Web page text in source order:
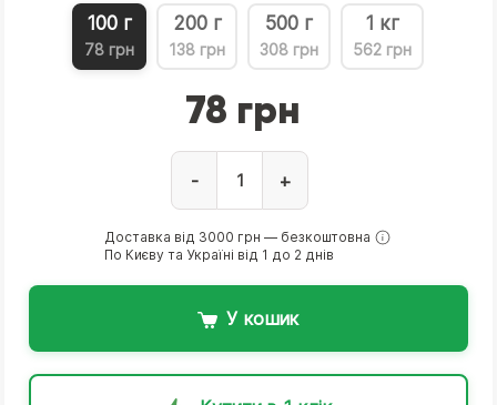
100 г
78 грн
200 г
138 грн
500 г
308 грн
1 кг
562 грн
78 грн
- +
Доставка від 3000 грн — безкоштовна
По Києву та Україні від 1 до 2 днів
У кошик